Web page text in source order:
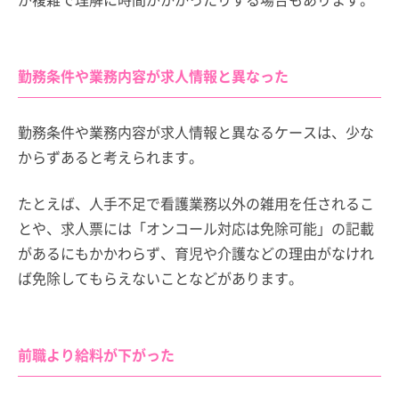
勤務条件や業務内容が求人情報と異なった
勤務条件や業務内容が求人情報と異なるケースは、少な
からずあると考えられます。
たとえば、人手不足で看護業務以外の雑用を任されるこ
とや、求人票には「オンコール対応は免除可能」の記載
があるにもかかわらず、育児や介護などの理由がなけれ
ば免除してもらえないことなどがあります。
前職より給料が下がった